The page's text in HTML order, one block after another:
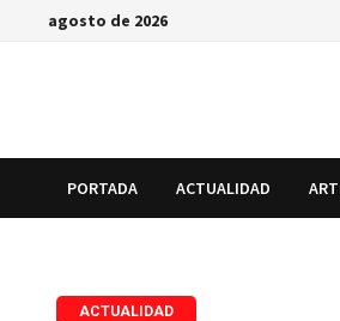
Saltaragosto de 2026
PORTADA ACTUALIDAD
ACTUALIDAD